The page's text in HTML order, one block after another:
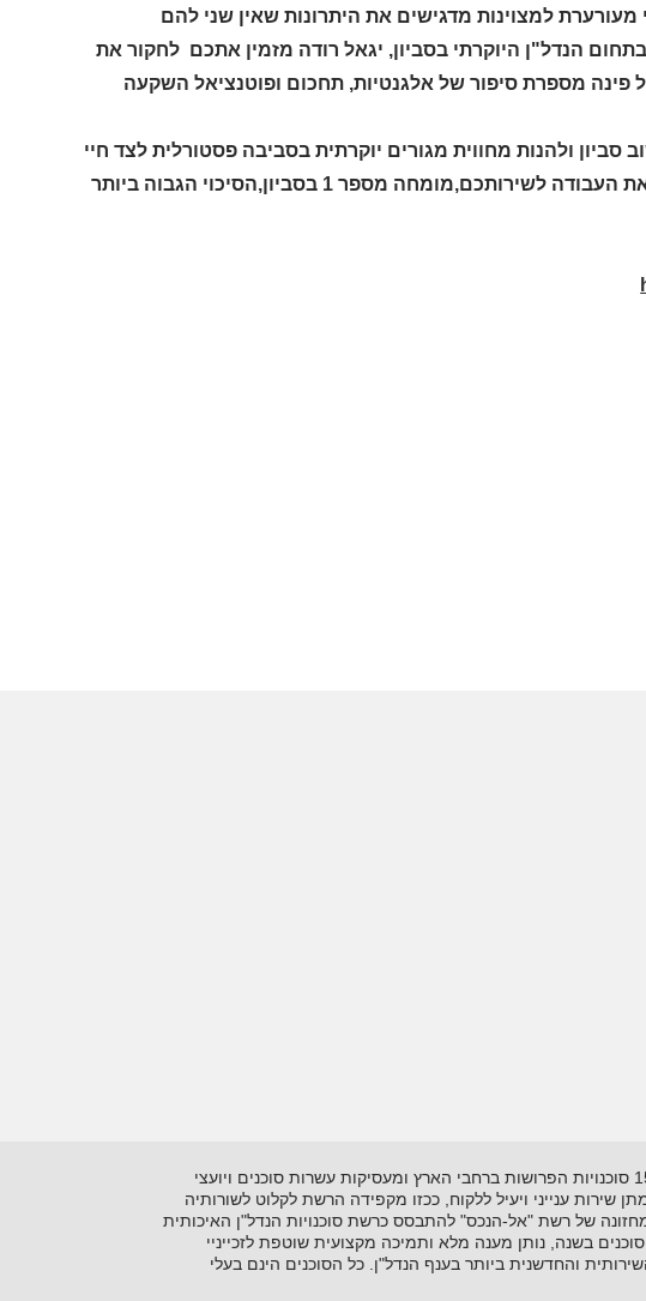
למצוינות מדגישים את היתרונות שאין שני להם
הנדל"ן היוקרתי בסביון, יגאל רודה מזמין אתכם לחקור את
פינה מספרת סיפור של אלגנטיות, תחכום ופוטנציאל השקעה
ולהנות מחווית מגורים יוקרתית בסביבה פסטורלית לצד חיי
קהילה תוססים ועושר תרבותי ,התקשרו ליגאל רודה אוהב את העבודה לשירותכם,מומחה מספר 1 בסביון,הסיכוי הגבוה ביותר
רשת "אל-הנכס" נוסדה בשנת 1995 ועוסקת בתיווך יזמות ושיווק נדל"ן על סוגיו השונים. כיום מונה הרשתלמעלה מ- 15 סוכנויות הפרושות ברחבי הארץ ומעסיקות עשרות סוכנים ויועצי
שירות ענייני ויעיל ללקוח, ככזו מקפידה הרשת לקלוט לשורותיה
של רשת "אל-הנכס" להתבסס כרשת סוכנויות הנדל"ן האיכותית
בשנה, נותן מענה מלא ותמיכה מקצועית שוטפת לזכייניי
והחדשנית ביותר בענף הנדל"ן. כל הסוכנים הינם בעלי